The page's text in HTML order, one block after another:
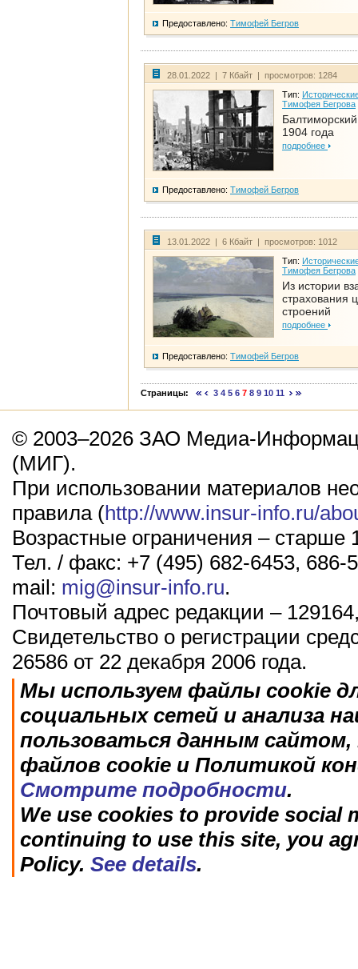
Предоставлено: Тимофей Бегров
28.01.2022 | 7 Кбайт | просмотров: 1284
Тип:
Тимофея Бегрова
1904 года
подробнее
Предоставлено: Тимофей Бегров
13.01.2022 | 6 Кбайт | просмотров: 1012
Тип:
Тимофея Бегрова
Из истории
страхования
строений
подробнее
Предоставлено: Тимофей Бегров
Страницы: 3 4 5 6 7 8 9 10 11
© 2003–2026 ЗАО Медиа-
(МИГ).
При использовании материалов
правила (http://www.insur-info.ru/
Возрастные ограничения – старше
Тел. / факс: +7 (495) 682-6453, 686-
mail: mig@insur-info.ru.
Почтовый адрес редакции –
Свидетельство о регистрации
26586 от 22 декабря 2006 года.
Мы используем файлы cookie
социальных сетей и анализа
пользоваться данным
файлов cookie и Политикой
Смотрите подробности.
We use cookies to provide social
continuing to use this site, you
Policy. See details.